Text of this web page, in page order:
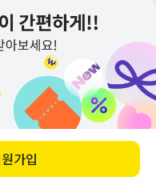
하기
가입